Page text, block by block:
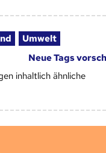
Umwelt
Neue Tags
inhaltlich ähnliche